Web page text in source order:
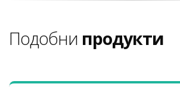
Подобни продукти